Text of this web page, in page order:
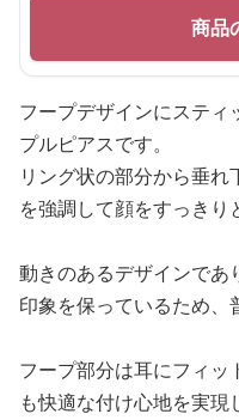
商品
フープデザインにスティ
プルピアスです。
リング状の部分から垂
を強調して顔をすっきり
動きのあるデザインであ
印象を保っているため、
フープ部分は耳にフィッ
も快適な付け心地を実現